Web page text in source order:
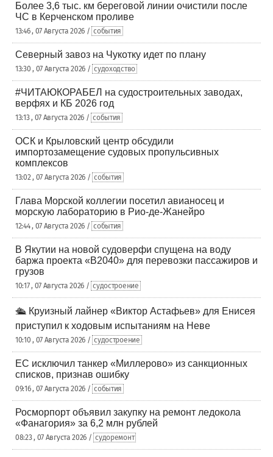
Более 3,6 тыс. км береговой линии очистили после
ЧС в Керченском проливе
13:46 , 07 Августа 2026 / события
Северный завоз на Чукотку идет по плану
13:30 , 07 Августа 2026 / судоходство
#ЧИТАЮКОРАБЕЛ на судостроительных заводах,
верфях и КБ 2026 год
13:13 , 07 Августа 2026 / события
ОСК и Крыловский центр обсудили
импортозамещение судовых пропульсивных
комплексов
13:02 , 07 Августа 2026 / события
Глава Морской коллегии посетил авианосец и
морскую лабораторию в Рио-де-Жанейро
12:44 , 07 Августа 2026 / события
В Якутии на новой судоверфи спущена на воду
баржа проекта «В2040» для перевозки пассажиров и
грузов
10:17 , 07 Августа 2026 / судостроение
🛳️ Круизный лайнер «Виктор Астафьев» для Енисея
приступил к ходовым испытаниям на Неве
10:10 , 07 Августа 2026 / судостроение
ЕС исключил танкер «Миллерово» из санкционных
списков, признав ошибку
09:16 , 07 Августа 2026 / события
Росморпорт объявил закупку на ремонт ледокола
«Фанагория» за 6,2 млн рублей
08:23 , 07 Августа 2026 / судоремонт